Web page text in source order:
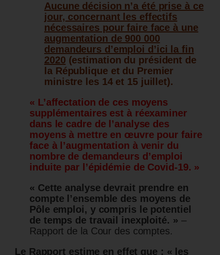
Aucune décision n’a été prise à ce
jour, concernant les effectifs
nécessaires pour faire face à une
augmentation de 900 000
demandeurs d’emploi d’ici la fin
2020 (estimation du président de
la République et du Premier
ministre les 14 et 15 juillet).
« L’affectation de ces moyens
supplémentaires est à réexaminer
dans le cadre de l’analyse des
moyens à mettre en œuvre pour faire
face à l’augmentation à venir du
nombre de demandeurs d’emploi
induite par l’épidémie de Covid-19. »
« Cette analyse devrait prendre en
compte l’ensemble des moyens de
Pôle emploi, y compris le potentiel
de temps de travail inexploité. » –
Rapport de la Cour des comptes.
Le Rapport estime en effet que : « les